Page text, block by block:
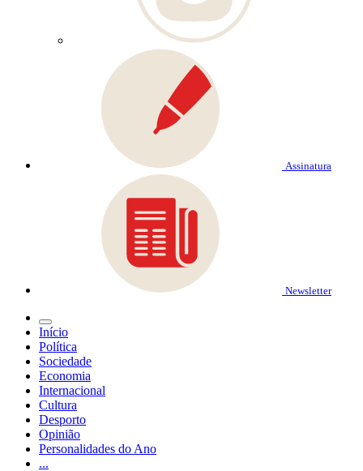
Assinatura
Newsletter
Início
Política
Sociedade
Economia
Internacional
Cultura
Desporto
Opinião
Personalidades do Ano
...